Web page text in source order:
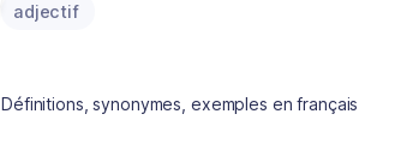
adjectif
Définitions, synonymes, exemples en français